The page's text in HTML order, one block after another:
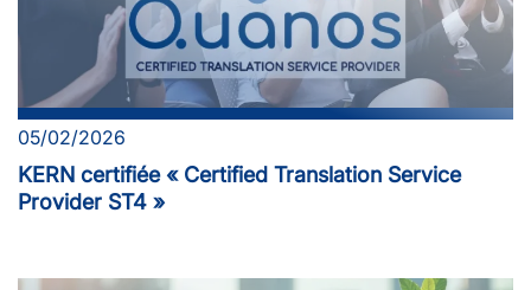
05/02/2026
KERN certifiée « Certified Translation Service
Provider ST4 »